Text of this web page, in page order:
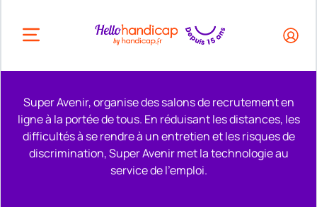
HEADER.OPEN_BUTTON
Super Avenir, organise des salons de recrutement en
ligne à la portée de tous. En réduisant les distances, les
difficultés à se rendre à un entretien et les risques de
discrimination, Super Avenir met la technologie au
service de l'emploi.